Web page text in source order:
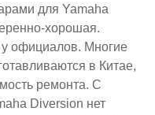
для Yamaha
хорошая.
у официалов. Многие
в Китае,
ремонта. С
Diversion нет